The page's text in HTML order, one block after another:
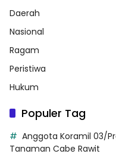
Daerah
Nasional
Ragam
Peristiwa
Hukum
Populer Tag
Anggota Koramil 03/
Tanaman Cabe Rawit